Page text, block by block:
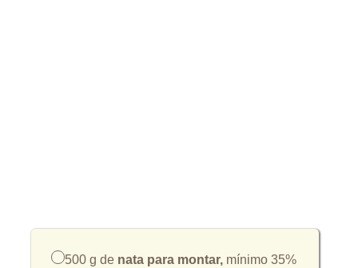
500 g de nata para montar, mínimo 35%